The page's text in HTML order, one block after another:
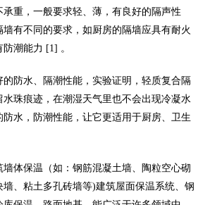
重，一般要求轻、薄，有良好的隔声性
有不同的要求，如厨房的隔墙应具有耐火
潮能力 [1] 。
防水、隔潮性能，实验证明，轻质复合隔
珠痕迹，在潮湿天气里也不会出现冷凝水
水，防潮性能，让它更适用于厨房、卫生
体保温（如：钢筋混凝土墙、陶粒空心砌
、粘土多孔砖墙等)建筑屋面保温系统、钢